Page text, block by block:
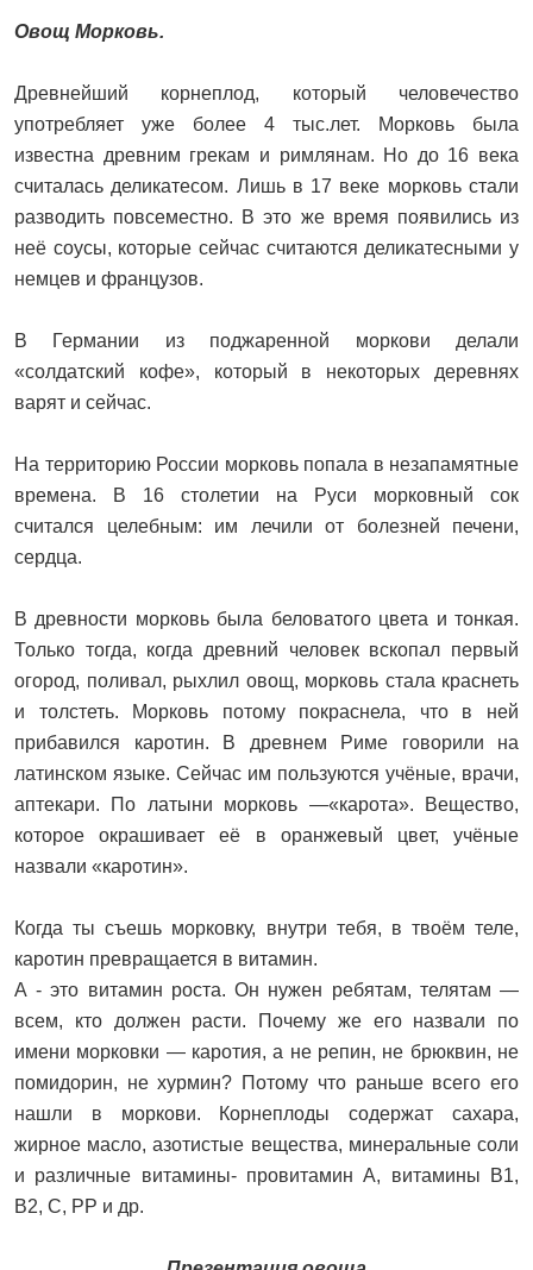
Овощ Морковь.
Древнейший корнеплод, который человечество
употребляет уже более 4 тыс.лет. Морковь была
известна древним грекам и римлянам. Но до 16 века
считалась деликатесом. Лишь в 17 веке морковь стали
разводить повсеместно. В это же время появились из
неё соусы, которые сейчас считаются деликатесными у
немцев и французов.
В Германии из поджаренной моркови делали
«солдатский кофе», который в некоторых деревнях
варят и сейчас.
На территорию России морковь попала в незапамятные
времена. В 16 столетии на Руси морковный сок
считался целебным: им лечили от болезней печени,
сердца.
В древности морковь была беловатого цвета и тонкая.
Только тогда, когда древний человек вскопал первый
огород, поливал, рыхлил овощ, морковь стала краснеть
и толстеть. Морковь потому покраснела, что в ней
прибавился каротин. В древнем Риме говорили на
латинском языке. Сейчас им пользуются учёные, врачи,
аптекари. По латыни морковь —«карота». Вещество,
которое окрашивает её в оранжевый цвет, учёные
назвали «каротин».
Когда ты съешь морковку, внутри тебя, в твоём теле,
каротин превращается в витамин.
А - это витамин роста. Он нужен ребятам, телятам —
всем, кто должен расти. Почему же его назвали по
имени морковки — каротия, а не репин, не брюквин, не
помидорин, не хурмин? Потому что раньше всего его
нашли в моркови. Корнеплоды содержат сахара,
жирное масло, азотистые вещества, минеральные соли
и различные витамины- провитамин А, витамины В1,
В2, С, РР и др.